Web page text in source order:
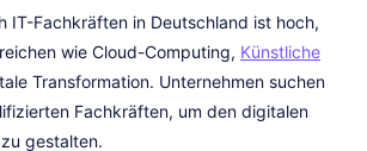
IT-Fachkräften in Deutschland ist hoch,
wie Cloud-Computing, Künstliche
Transformation. Unternehmen suchen
Fachkräften, um den digitalen
gestalten.